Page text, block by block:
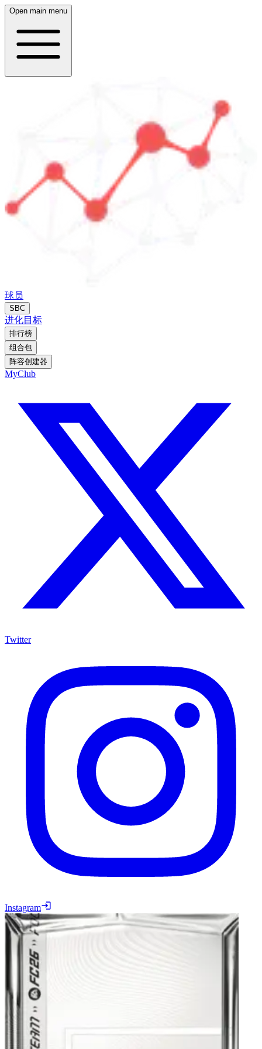
Open main menu
球员
SBC
进化目标
排行榜
组合包
阵容创建器
MyClub
Twitter
Instagram